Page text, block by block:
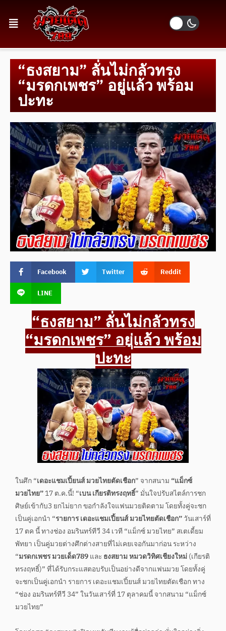
“ธงสยาม” ลั่นไม่กลัวทรง
“มรดกเพชร” อยู่แล้ว พร้อม
ปะทะ
Facebook Twitter
Reddit
LINE
“ธงสยาม” ลั่นไม่กลัวทรง
“มรดกเพชร” อยู่แล้ว พร้อม
ปะทะ
ในศึก “เดอะแชมเปี้ยนส์ มวยไทยตัดเชือก” จากสนาม “แม็กซ์
มวยไทย”17 ต.ค.นี้! “เบน เกียรติทรงฤทธิ์” มั่นใจปรับสไตล์การชก
ศิษย์เข้ากับ3 ยกไม่ยาก ขอกำลังใจแฟนมวยติดตาม โดยทั้งคู่จะชก
เป็นคู่เอกนำ “รายการ เดอะแชมเปี้ยนส์ มวยไทยตัดเชือก”วันเสาร์ที่
17 ตค นี้ ทางช่อง อมรินทร์ทีวี 34 เวที “แม็กซ์ มวยไทย” สเตเดี้ยม
พัทยา เป็นคู่มวยต่างศึกต่างสายที่ไม่เคยเจอกันมาก่อน ระหว่าง
“มรดกเพชร มวยเด็ด789และ ธงสยาม หมวดวิทิศเชียงใหม่(เกียรติ
ทรงฤทธิ์)” ที่ได้รับกระแสตอบรับเป็นอย่างดีจากแฟนมวย โดยทั้งคู่
จะชกเป็นคู่เอกนำ รายการ เดอะแชมเปี้ยนส์ มวยไทยตัดเชือก ทาง
“ช่อง อมรินทร์ทีวี 34” ในวันเสาร์ที่ 17 ตุลาคมนี้ จากสนาม “แม็กซ์
มวยไทย”